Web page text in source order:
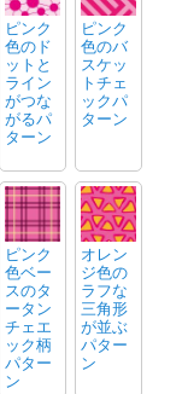
ピンク
色のド
ットと
ライン
がつな
がるパ
ターン
ピンク
色のバ
スケッ
トチェ
ックパ
ターン
ピンク
色ベー
スのタ
ータン
チェエ
ック柄
パター
ン
オレン
ジ色の
ラフな
三角形
が並ぶ
パター
ン